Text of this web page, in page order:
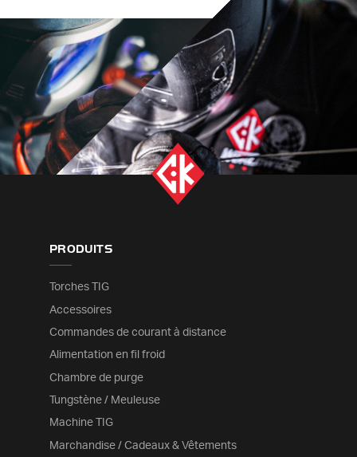
PRODUITS
Torches TIG
Accessoires
Commandes de courant à distance
Alimentation en fil froid
Chambre de purge
Tungstène / Meuleuse
Machine TIG
Marchandise / Cadeaux & Vêtements